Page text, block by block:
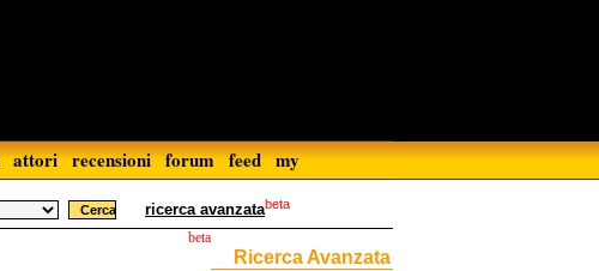
attori recensioni forum feed my
ricerca avanzatabeta
Ricerca Avanzata
beta